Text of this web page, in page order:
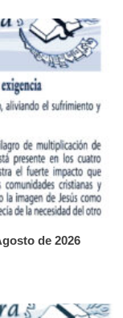
de 2026